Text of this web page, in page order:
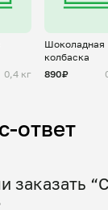
0,4 кг
Шоколадная
колбаска
890₽
ответ
заказать